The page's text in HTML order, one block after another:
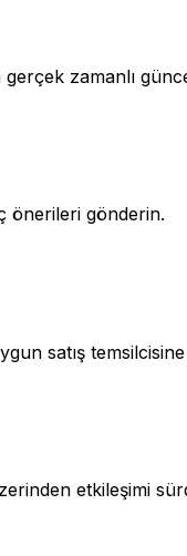
zamanlı
önerileri gönderin.
satış
etkileşimi